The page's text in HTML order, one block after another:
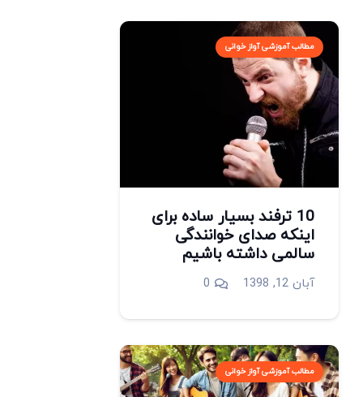
مطالب آموزشی آواز خوانی
10 ترفند بسیار ساده برای
اینکه صدای خوانندگی
سالمی داشته باشیم
آبان 12, 1398 0
مطالب آموزشی آواز خوانی